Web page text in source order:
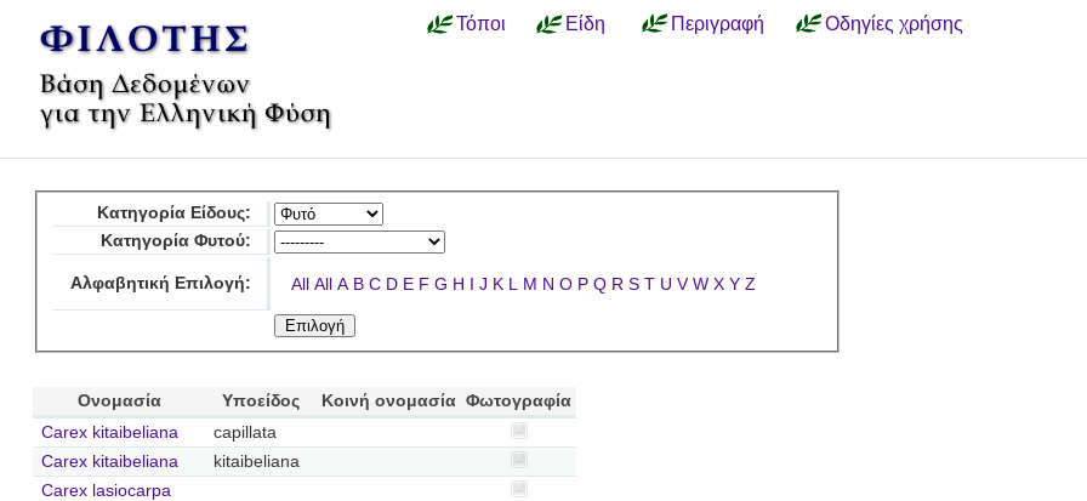
Τόποι Είδη Περιγραφή Οδηγίες χρήσης
Κατηγορία Είδους:
Κατηγορία Φυτού:
Αλφαβητική Επιλογή: All All A B C D E F G H I J K L M N O P Q R S T U V W X Y Z
Ονομασία Υποείδος Κοινή ονομασία Φωτογραφία
Carex kitaibeliana
capillata
Carex kitaibeliana
kitaibeliana
Carex lasiocarpa